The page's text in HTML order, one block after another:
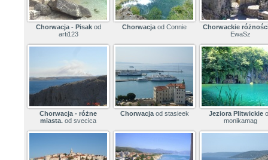
Chorwacja - Pisakod
arti123
Chorwacja od Connie
Chorwackie
EwaSz
Chorwacja - różne
miasta. od svecica
Chorwacjaod stasieek Jeziora Plitwickie
monikamag